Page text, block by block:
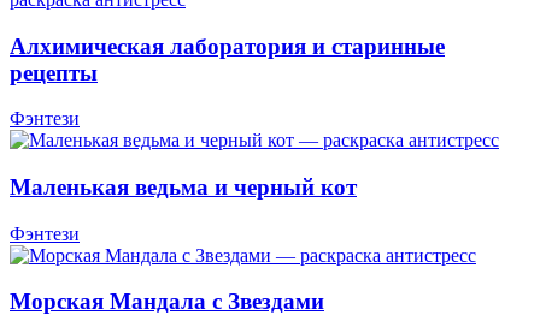
Алхимическая лаборатория и старинные
рецепты
Фэнтези
Маленькая ведьма и черный кот
Фэнтези
Морская Мандала с Звездами